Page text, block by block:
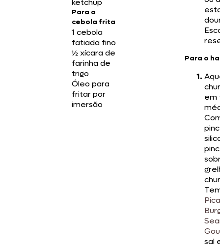
ketchup
Para a
cebola frita
1 cebola
fatiada fino
½ xícara de
farinha de
trigo
Óleo para
fritar por
imersão
Para o
em
sal